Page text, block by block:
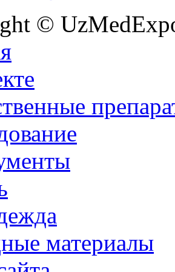
©
материалы